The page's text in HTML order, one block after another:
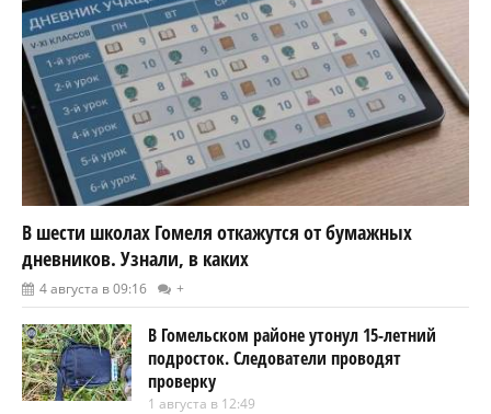
В шести школах Гомеля откажутся от бумажных
дневников. Узнали, в каких
4 августа в 09:16 +
В Гомельском районе утонул 15-летний
подросток. Следователи проводят
проверку
1 августа в 12:49